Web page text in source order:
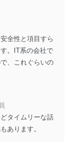
ーティング
す。
リティ対策
能等の活用
。
ファイルを
スワードを
改善
全性と項目すら
。IT系の会社で
、これぐらいの
タイムリーな話
あります。